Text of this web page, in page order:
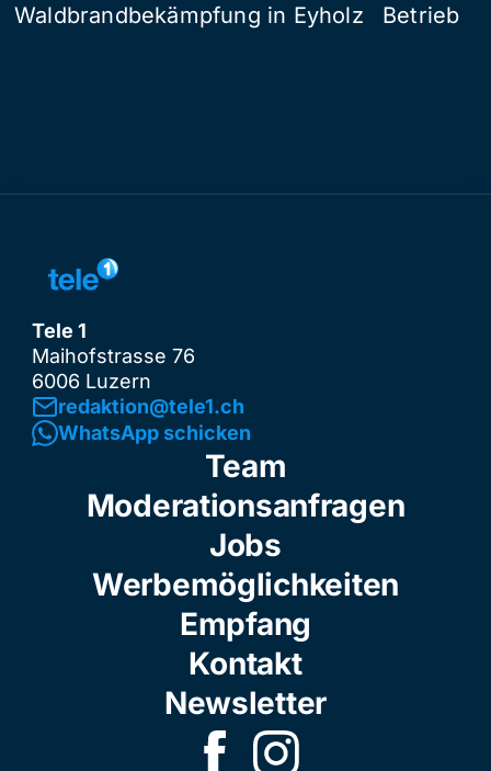
Waldbrandbekämpfung in Eyholz
Betrieb
Tele 1
Maihofstrasse 76
6006 Luzern
redaktion@tele1.ch
WhatsApp schicken
Team
Moderationsanfragen
Jobs
Werbemöglichkeiten
Empfang
Kontakt
Newsletter